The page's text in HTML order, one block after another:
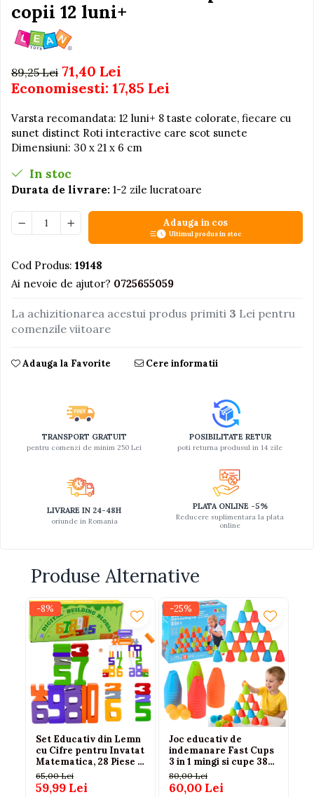
Jucarii de baie
Seturi de frumusete
Interactive, educative si
muzicale
Figurine
Ateliere si unelte
Covorase de dans
De plus
Electrocasnice si bucatarii
Fotolii gonflabile
Jocuri de indemanare
Jocuri sportive
Jucarii educative din lemn
Proiectoare
Set Avioane si submarine
Seturi de doctor
Trenuri cu sine
Ingrijire cosmetica mamici
Perioada Alaptarii
Pompe de san
Sisteme De Purtare
copii 12 luni+
89,25 Lei 71,40 Lei
Economisesti: 17,85 Lei
Varsta recomandata: 12 luni+ 8 taste colorate, fiecare cu
sunet distinct Roti interactive care scot sunete
Dimensiuni: 30 x 21 x 6 cm
In stoc
Durata de livrare: 1-2 zile lucratoare
Adauga in cos
Ultimul produs in stoc
Cod Produs: 19148
Ai nevoie de ajutor? 0725655059
La achizitionarea acestui produs primiti 3 Lei pentru
comenzile viitoare
Adauga la Favorite Cere informatii
TRANSPORT GRATUIT
pentru comenzi de minim 250 Lei
POSIBILITATE RETUR
poti returna produsul in 14 zile
LIVRARE IN 24-48H
oriunde in Romania
PLATA ONLINE -5%
Reducere suplimentara la plata
online
Produse Alternative
-8%
Set Educativ din Lemn
cu Cifre pentru Invatat
Matematica, 28 Piese +
2 Zaruri
65,00 Lei
59,99 Lei
-25%
Joc educativ de
indemanare Fast Cups
3 in 1 mingi si cupe 38
piese, 3 ani+
80,00 Lei
60,00 Lei